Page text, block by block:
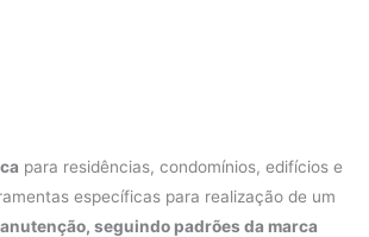
para residências, condomínios, edifícios e
específicas para realização de um
seguindo padrões da marca